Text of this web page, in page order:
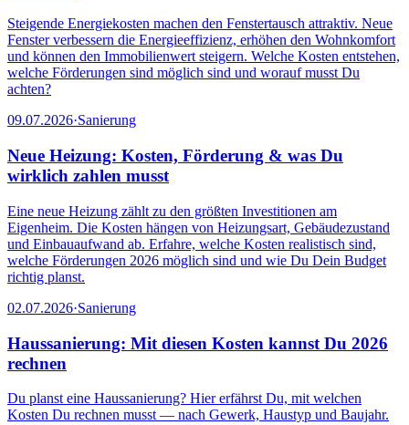
Steigende Energiekosten machen den Fenstertausch attraktiv. Neue
Fenster verbessern die Energieeffizienz, erhöhen den Wohnkomfort
und können den Immobilienwert steigern. Welche Kosten entstehen,
welche Förderungen sind möglich sind und worauf musst Du
achten?
09.07.2026·Sanierung
Neue Heizung: Kosten, Förderung & was Du
wirklich zahlen musst
Eine neue Heizung zählt zu den größten Investitionen am
Eigenheim. Die Kosten hängen von Heizungsart, Gebäudezustand
und Einbauaufwand ab. Erfahre, welche Kosten realistisch sind,
welche Förderungen 2026 möglich sind und wie Du Dein Budget
richtig planst.
02.07.2026·Sanierung
Haussanierung: Mit diesen Kosten kannst Du 2026
rechnen
Du planst eine Haussanierung? Hier erfährst Du, mit welchen
Kosten Du rechnen musst — nach Gewerk, Haustyp und Baujahr.